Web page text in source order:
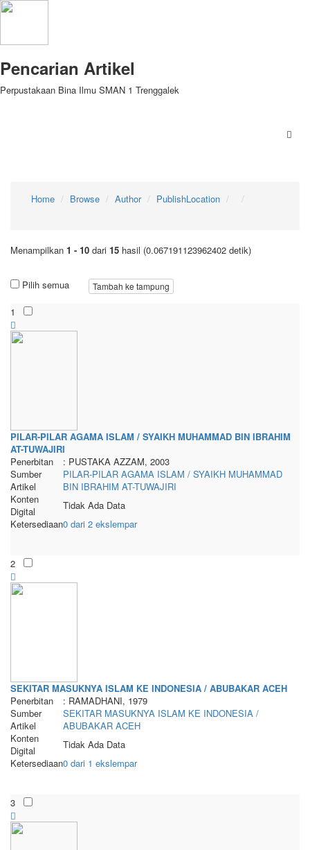
Pencarian Artikel
Perpustakaan Bina Ilmu SMAN 1 Trenggalek
Home Browse Author PublishLocation
Menampilkan 1 - 10 dari 15 hasil (0.067191123962402 detik)
Pilih semua
1
PILAR-PILAR AGAMA ISLAM / SYAIKH MUHAMMAD BIN IBRAHIM
AT-TUWAJIRI
Penerbitan
: PUSTAKA AZZAM, 2003
Sumber
Artikel
PILAR-PILAR AGAMA ISLAM / SYAIKH MUHAMMAD
BIN IBRAHIM AT-TUWAJIRI
Konten
Digital
Tidak Ada Data
Ketersediaan0 dari 2 ekslempar
2
SEKITAR MASUKNYA ISLAM KE INDONESIA / ABUBAKAR ACEH
Penerbitan
: RAMADHANI, 1979
Sumber
Artikel
SEKITAR MASUKNYA ISLAM KE INDONESIA /
ABUBAKAR ACEH
Konten
Digital
Tidak Ada Data
Ketersediaan0 dari 1 ekslempar
3